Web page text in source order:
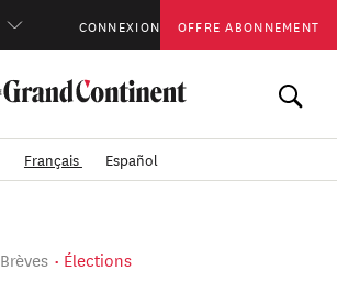
CONNEXION OFFRE ABONNEMENT
Français Español
Brèves Élections